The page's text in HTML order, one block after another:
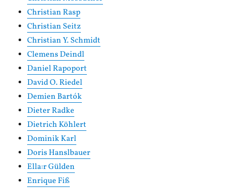
Christian Rasp
Christian Seitz
Christian Y. Schmidt
Clemens Deindl
Daniel Rapoport
David O. Riedel
Demien Bartók
Dieter Radke
Dietrich Köhlert
Dominik Karl
Doris Hanslbauer
Ella:r Gülden
Enrique Fiß